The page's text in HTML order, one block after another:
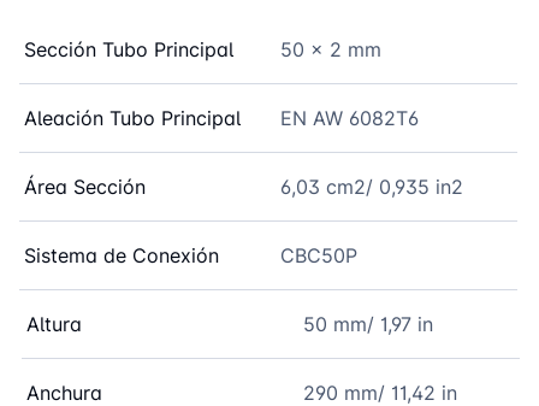
Sección Tubo Principal 50 x 2 mm
Aleación Tubo Principal EN AW 6082T6
Área Sección 6,03 cm2/ 0,935 in2
Sistema de Conexión CBC50P
Altura 50 mm/ 1,97 in
Anchura 290 mm/ 11,42 in